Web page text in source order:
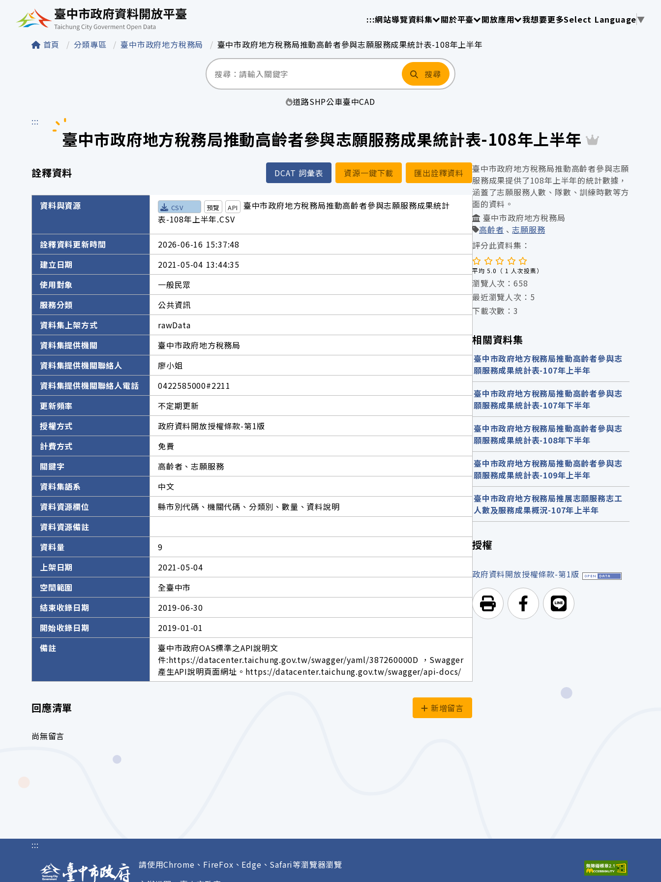
臺中市政府資料開放平臺 :::網站導覽資料集請使用 TAB 操作選單
關於平臺請使用 TAB 操作選單
開放應用請使用 TAB 操作選單
我想要更多Select Language▼
首頁 分類專區 臺中市政府地方稅務局 臺中市政府地方稅務局推動高齡者參與志願服務成果統計表-108年上半年
搜尋
道路SHP公車臺中CAD
:::
臺中市政府地方稅務局推動高齡者參與志願服務成果統計表-108年上半年
詮釋資料 DCAT 詞彙表 資源一鍵下載 匯出詮釋資料
詮釋資料詳細內容
資料與資源 CSV 預覽 API
臺中市政府地方稅務局推動高齡者參與志願服務成果統計
表-108年上半年.CSV
詮釋資料更新時間
2026-06-16 15:37:48
建立日期
2021-05-04 13:44:35
使用對象
一般民眾
服務分類
公共資訊
資料集上架方式
rawData
資料集提供機關
臺中市政府地方稅務局
資料集提供機關聯絡人
廖小姐
資料集提供機關聯絡人電話
0422585000#2211
更新頻率
不定期更新
授權方式
政府資料開放授權條款-第1版
計費方式
免費
關鍵字
高齡者、志願服務
資料集語系
中文
資料資源欄位
縣市別代碼、機關代碼、分類別、數量、資料說明
資料資源備註
資料量
9
上架日期
2021-05-04
空間範圍
全臺中市
結束收錄日期
2019-06-30
開始收錄日期
2019-01-01
備註
臺中市政府OAS標準之API說明文
件:https://datacenter.taichung.gov.tw/swagger/yaml/387260000D ，Swagger
產生API說明頁面網址。https://datacenter.taichung.gov.tw/swagger/api-docs/
回應清單 新增留言
尚無留言
臺中市政府地方稅務局推動高齡者參與志願
服務成果提供了108年上半年的統計數據，
涵蓋了志願服務人數、隊數、訓練時數等方
面的資料。
臺中市政府地方稅務局
高齡者
志願服務
評分此資料集：
平均 5.0（ 1 人次投票）
瀏覽人次：658
最近瀏覽人次：5
下載次數：3
相關資料集
臺中市政府地方稅務局推動高齡者參與志
願服務成果統計表-107年上半年
臺中市政府地方稅務局推動高齡者參與志
願服務成果統計表-107年下半年
臺中市政府地方稅務局推動高齡者參與志
願服務成果統計表-108年下半年
臺中市政府地方稅務局推動高齡者參與志
願服務成果統計表-109年上半年
臺中市政府地方稅務局推展志願服務志工
人數及服務成果概況-107年上半年
授權
政府資料開放授權條款-第1版
列印頁面前往Facebook
前往Line
:::
請使用Chrome、FireFox、Edge、Safari等瀏覽器瀏覽